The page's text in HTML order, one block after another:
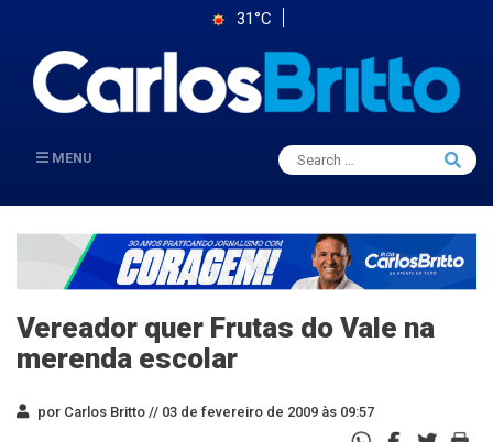
31°C
MENU
Search
for:
Search
Vereador quer Frutas do Vale na
merenda escolar
por Carlos Britto // 03 de fevereiro de 2009 às 09:57